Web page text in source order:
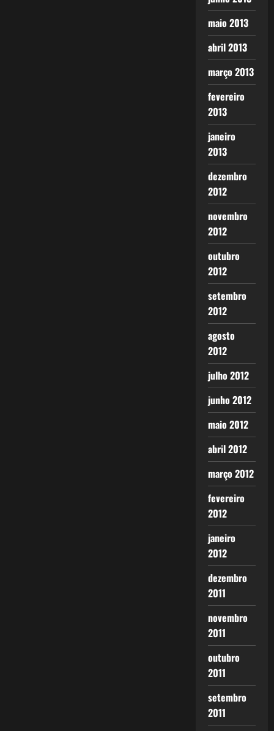
maio 2013
abril 2013
março 2013
fevereiro
2013
janeiro
2013
dezembro
2012
novembro
2012
outubro
2012
setembro
2012
agosto
2012
julho 2012
junho 2012
maio 2012
abril 2012
março 2012
fevereiro
2012
janeiro
2012
dezembro
2011
novembro
2011
outubro
2011
setembro
2011